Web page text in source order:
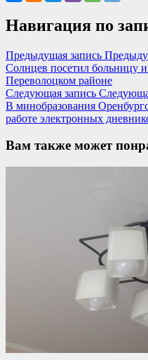
Навигация по
Предыдущая запись
Солнцев посетил больницу
Переволоцком районе
Следующая запись
В минобразования
работе электронных
Вам также может